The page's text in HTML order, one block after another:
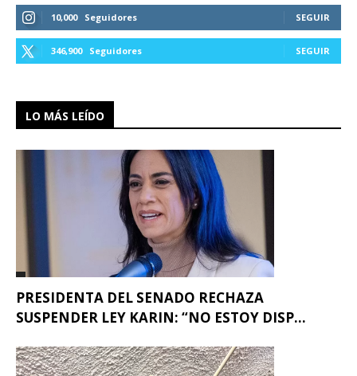
10,000 Seguidores SEGUIR
346,900 Seguidores SEGUIR
LO MÁS LEÍDO
PRESIDENTA DEL SENADO RECHAZA
SUSPENDER LEY KARIN: “NO ESTOY DISP...